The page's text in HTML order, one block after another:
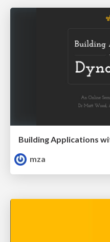
Building Applications
mza